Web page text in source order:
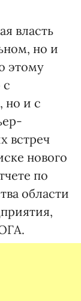
власть
но и
этому
с
но и с
встреч
нового
по
области